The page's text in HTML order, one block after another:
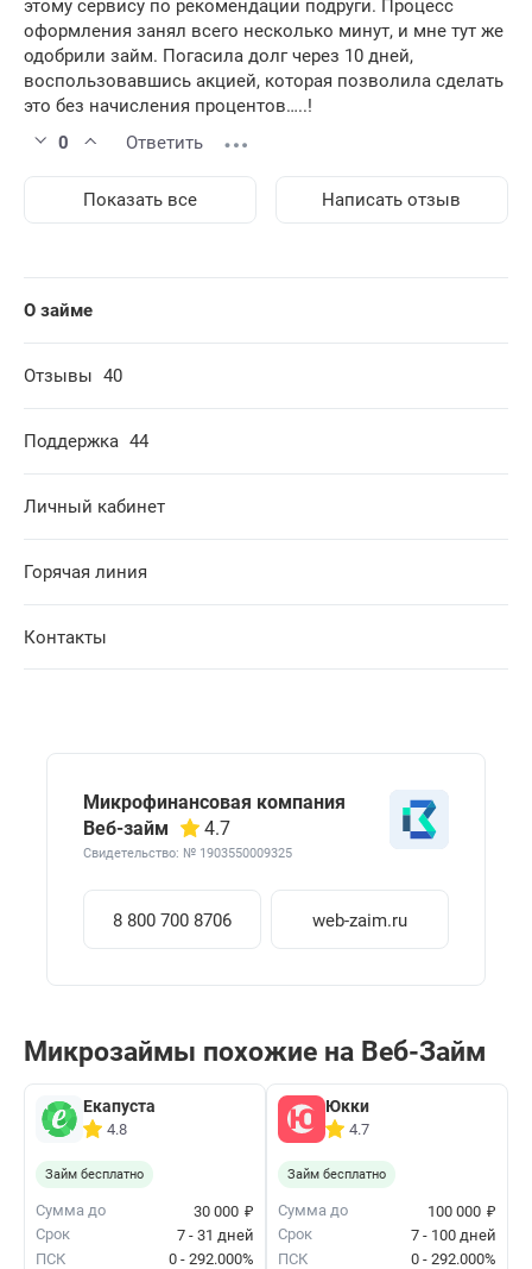
этому сервису по рекомендации подруги. Процесс
оформления занял всего несколько минут, и мне тут же
одобрили займ. Погасила долг через 10 дней,
воспользовавшись акцией, которая позволила сделать
это без начисления процентов…..!
0
Ответить
Показать все Написать отзыв
О займе
Отзывы 40
Поддержка 44
Личный кабинет
Горячая линия
Контакты
Микрофинансовая компания
Веб-займ
4.7
Свидетельство: № 1903550009325
8 800 700 8706 web-zaim.ru
Микрозаймы похожие на Веб-Займ
Екапуста
4.8
Займ бесплатно
Сумма до 30 000 ₽
Срок
7 - 31 дней
ПСК
0 - 292.000%
Юкки
4.7
Займ бесплатно
Сумма до 100 000 ₽
Срок
7 - 100 дней
ПСК
0 - 292.000%